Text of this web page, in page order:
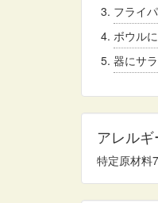
フライ
ボウル
器にサ
アレル
特定原材料